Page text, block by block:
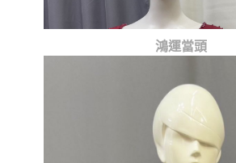
鴻運當頭